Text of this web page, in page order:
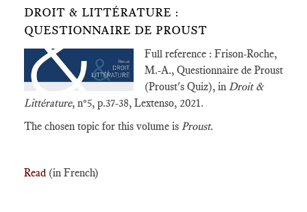
DROIT & LITTÉRATURE :
QUESTIONNAIRE DE PROUST
Full reference : Frison-Roche,
M.-A., Questionnaire de Proust
(Proust's Quiz), in Droit &
Littérature, n°5, p.37-38, Lextenso, 2021.
The chosen topic for this volume is Proust.
Read (in French)